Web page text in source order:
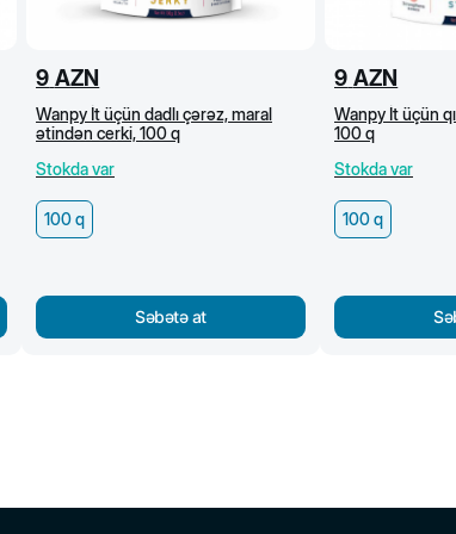
9 AZN
Wanpy İt üçün dadlı çərəz, maral
ətindən cerki, 100 q
Stokda var
100 q
Səbətə at
9 AZN
Wanpy İt üçün
100 q
Stokda var
100 q